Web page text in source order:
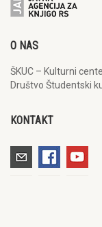
O NAS
ŠKUC – Kulturni
Društvo Študentski
KONTAKT